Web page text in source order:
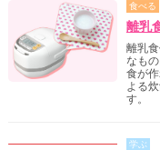
食べる
離乳
離乳
なも
食が
よる
す。
学ぶ